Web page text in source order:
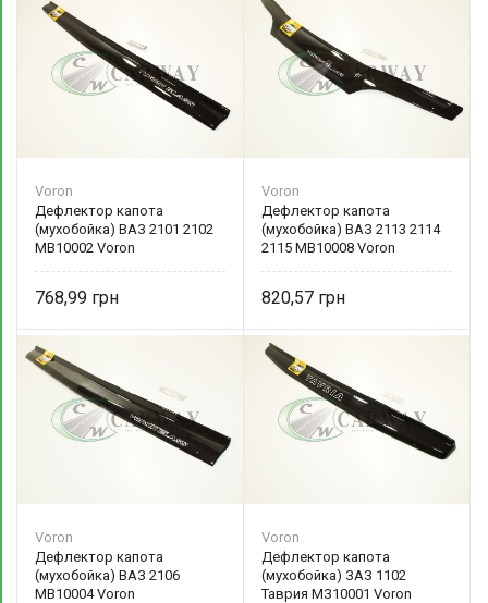
Voron
Дефлектор капота
(мухобойка) ВАЗ 2101 2102
МВ10002 Voron
768,99
Voron
Дефлектор капота
(мухобойка) ВАЗ 2113 2114
2115 МВ10008 Voron
820,57
Voron
Дефлектор капота
(мухобойка) ВАЗ 2106
МВ10004 Voron
Voron
Дефлектор капота
(мухобойка) ЗАЗ 1102
Таврия МЗ10001 Voron